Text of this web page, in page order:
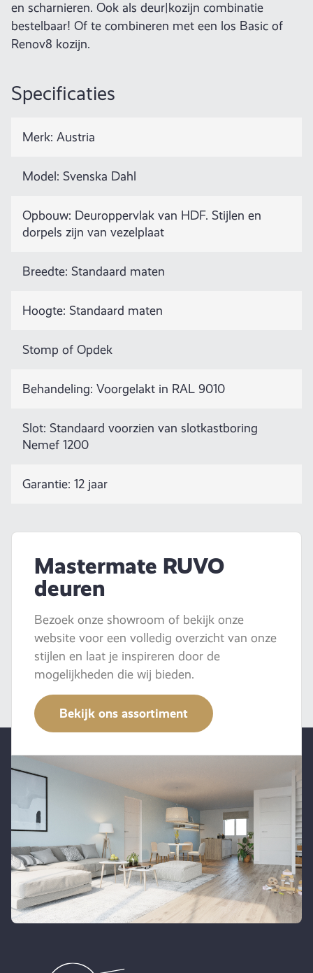
en scharnieren. Ook als deur|kozijn combinatie
bestelbaar! Of te combineren met een los Basic of
Renov8 kozijn.
Specificaties
Merk: Austria
Model: Svenska Dahl
Opbouw: Deuroppervlak van HDF. Stijlen en
dorpels zijn van vezelplaat
Breedte: Standaard maten
Hoogte: Standaard maten
Stomp of Opdek
Behandeling: Voorgelakt in RAL 9010
Slot: Standaard voorzien van slotkastboring
Nemef 1200
Garantie: 12 jaar
Mastermate RUVO
deuren
Bezoek onze showroom of bekijk onze
website voor een volledig overzicht van onze
stijlen en laat je inspireren door de
mogelijkheden die wij bieden.
Bekijk ons assortiment